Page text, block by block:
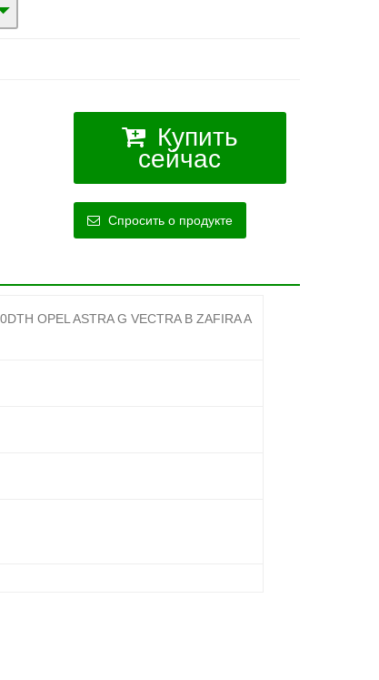
Купить
сейчас
Спросить о продукте
OPEL ASTRA G VECTRA B ZAFIRA A